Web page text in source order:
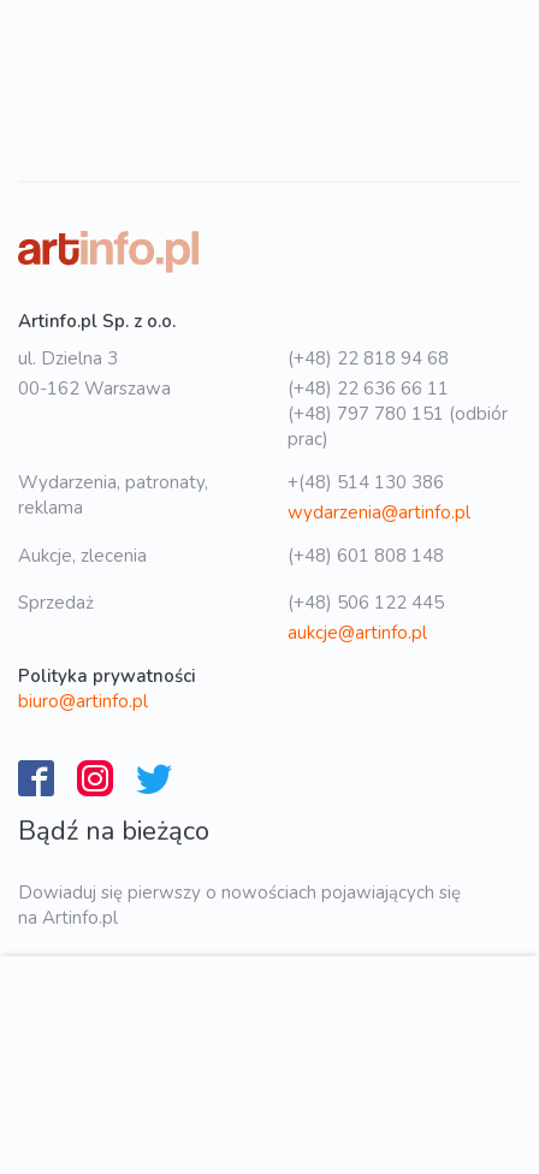
Artinfo.pl Sp. z o.o.
ul. Dzielna 3
00-162 Warszawa
(+48) 22 818 94 68
(+48) 22 636 66 11
(+48) 797 780 151 (odbiór
prac)
Wydarzenia, patronaty,
reklama
+(48) 514 130 386
wydarzenia@artinfo.pl
Aukcje, zlecenia
(+48) 601 808 148
Sprzedaż
(+48) 506 122 445
aukcje@artinfo.pl
Polityka prywatności
biuro@artinfo.pl
Bądź na bieżąco
Dowiaduj się pierwszy o nowościach pojawiających się
na Artinfo.pl